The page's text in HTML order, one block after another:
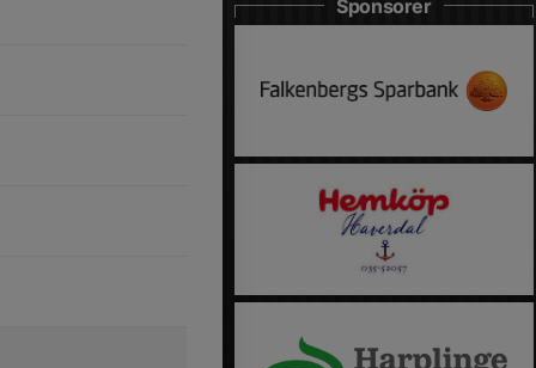
Sponsorer